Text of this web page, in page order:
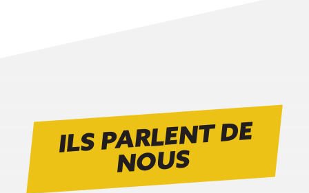
ILS PARLENT DE
N
OUS